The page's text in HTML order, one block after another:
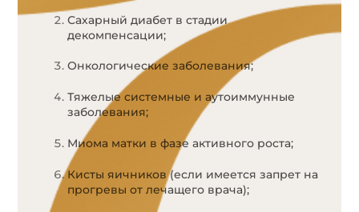
Сахарный диабет в стадии
декомпенсации;
Онкологические заболевания;
Тяжелые системные и аутоиммунные
заболевания;
Миома матки в фазе активного роста;
Кисты яичников (если имеется запрет на
прогревы от лечащего врача);